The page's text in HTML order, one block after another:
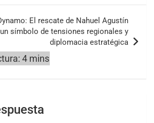
El rescate de Nahuel Agustín
símbolo de tensiones regionales y
diplomacia estratégica